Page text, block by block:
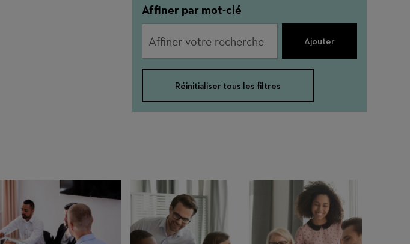
Affiner par mot-clé
Ajouter
Réinitialiser tous les filtres